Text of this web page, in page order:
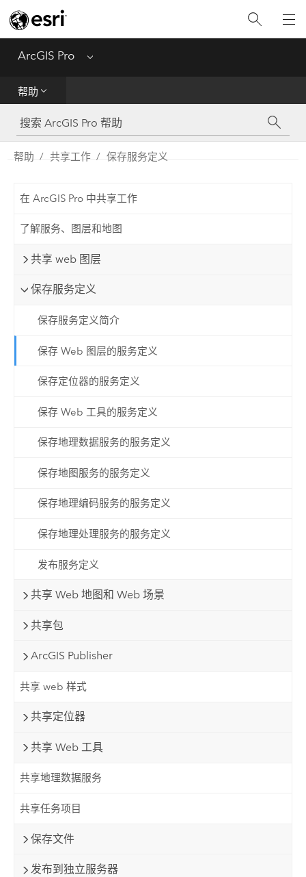
ArcGIS Pro Menu
帮助
工具参考
Python
帮助 共享工作 保存服务定义
在 ArcGIS Pro 中共享工作
了解服务、图层和地图
共享 web 图层
保存服务定义
保存服务定义简介
保存 Web 图层的服务定义
保存定位器的服务定义
保存 Web 工具的服务定义
保存地理数据服务的服务定义
保存地图服务的服务定义
保存地理编码服务的服务定义
保存地理处理服务的服务定义
发布服务定义
共享 Web 地图和 Web 场景
共享包
ArcGIS Publisher
共享 web 样式
共享定位器
共享 Web 工具
共享地理数据服务
共享任务项目
保存文件
发布到独立服务器